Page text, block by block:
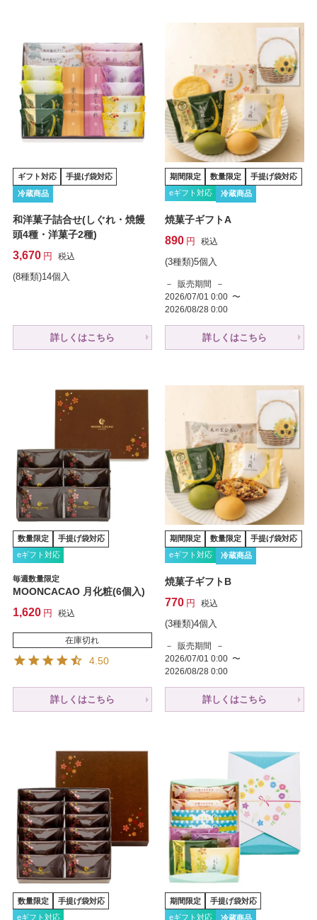
ギフト対応 手提げ袋対応
冷蔵商品
和洋菓子詰合せ(しぐれ・焼饅
頭4種・洋菓子2種)
3,670 税込
(8種類)14個入
詳しくはこちら
期間限定 数量限定
手提げ袋対応
eギフト対応
冷蔵商品
焼菓子ギフトA
890 税込
(3種類)5個入
販売期間
2026/07/01 0:00 〜
2026/08/28 0:00
詳しくはこちら
数量限定
手提げ袋対応
eギフト対応
毎週数量限定
MOONCACAO 月化粧(6個入)
1,620 税込
在庫切れ
4.50
詳しくはこちら
期間限定 数量限定
手提げ袋対応
eギフト対応
冷蔵商品
焼菓子ギフトB
770 税込
(3種類)4個入
販売期間
2026/07/01 0:00 〜
2026/08/28 0:00
詳しくはこちら
数量限定
手提げ袋対応
eギフト対応
期間限定
手提げ袋対応
eギフト対応
冷蔵商品